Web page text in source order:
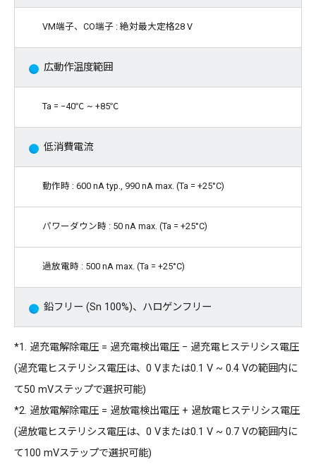
VM端子、CO端子 : 絶対最大定格28 V
広動作温度範囲
Ta = −40℃ ~ +85℃
低消費電流
動作時 : 600 nA typ., 990 nA max. (Ta = +25°C)
パワーダウン時 : 50 nA max. (Ta = +25°C)
過放電時 : 500 nA max. (Ta = +25°C)
鉛フリー (Sn 100%)、ハロゲンフリー
*1. 過充電解除電圧 = 過充電検出電圧 − 過充電ヒステリシス電圧
(過充電ヒステリシス電圧は、0 Vまたは0.1 V ~ 0.4 Vの範囲内に
て50 mVステップで選択可能)
*2. 過放電解除電圧 = 過放電検出電圧 + 過放電ヒステリシス電圧
(過放電ヒステリシス電圧は、0 Vまたは0.1 V ~ 0.7 Vの範囲内に
て100 mVステップで選択可能)